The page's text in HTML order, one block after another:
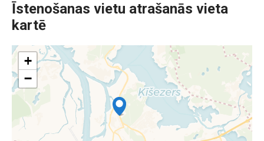
Īstenošanas vietu atrašanās vieta
kartē
+
−